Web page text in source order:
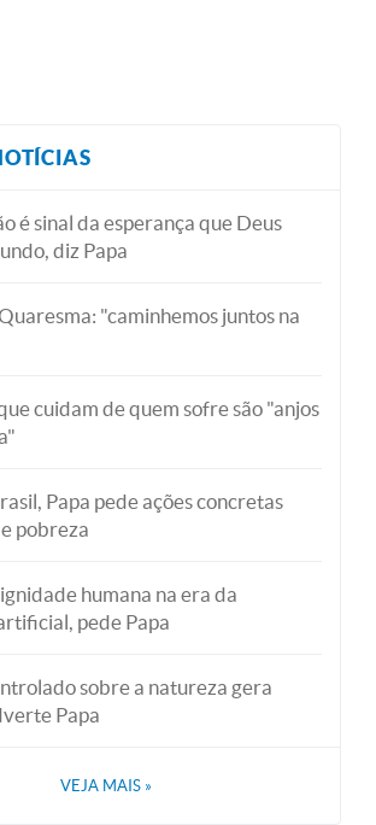
é sinal da esperança que Deus
diz Papa
"caminhemos juntos na
cuidam de quem sofre são "anjos
Papa pede ações concretas
pobreza
humana na era da
pede Papa
sobre a natureza gera
Papa
VEJA MAIS »